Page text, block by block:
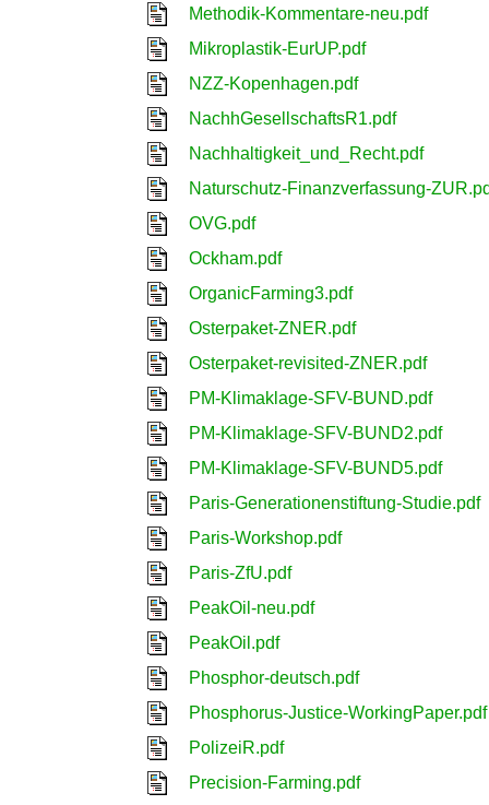
Methodik-Kommentare-neu.pdf
Mikroplastik-EurUP.pdf
NZZ-Kopenhagen.pdf
NachhGesellschaftsR1.pdf
Nachhaltigkeit_und_Recht.pdf
Naturschutz-Finanzverfassung-
OVG.pdf
Ockham.pdf
OrganicFarming3.pdf
Osterpaket-ZNER.pdf
Osterpaket-revisited-ZNER.pdf
PM-Klimaklage-SFV-BUND.pdf
PM-Klimaklage-SFV-BUND2.pdf
PM-Klimaklage-SFV-BUND5.pdf
Paris-Generationenstiftung-Studie.pdf
Paris-Workshop.pdf
Paris-ZfU.pdf
PeakOil-neu.pdf
PeakOil.pdf
Phosphor-deutsch.pdf
Phosphorus-Justice-WorkingPaper.pdf
PolizeiR.pdf
Precision-Farming.pdf